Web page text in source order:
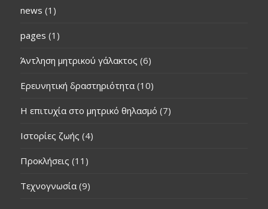
news (1)
pages (1)
Άντληση μητρικού γάλακτος (6)
Ερευνητική δραστηριότητα(10)
Η επιτυχία στο μητρικό θηλασμό (7)
Ιστορίες ζωής (4)
Προκλήσεις (11)
Τεχνογνωσία(9)